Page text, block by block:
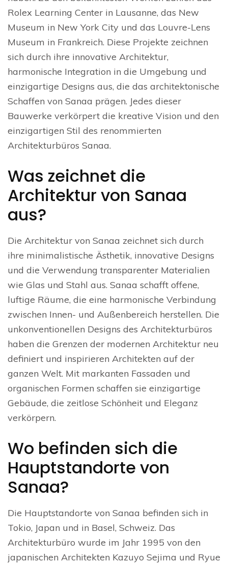
Rolex Learning Center in Lausanne, das New
Museum in New York City und das Louvre-Lens
Museum in Frankreich. Diese Projekte zeichnen
sich durch ihre innovative Architektur,
harmonische Integration in die Umgebung und
einzigartige Designs aus, die das architektonische
Schaffen von Sanaa prägen. Jedes dieser
Bauwerke verkörpert die kreative Vision und den
einzigartigen Stil des renommierten
Architekturbüros Sanaa.
Was zeichnet die
Architektur von Sanaa
aus?
Die Architektur von Sanaa zeichnet sich durch
ihre minimalistische Ästhetik, innovative Designs
und die Verwendung transparenter Materialien
wie Glas und Stahl aus. Sanaa schafft offene,
luftige Räume, die eine harmonische Verbindung
zwischen Innen- und Außenbereich herstellen. Die
unkonventionellen Designs des Architekturbüros
haben die Grenzen der modernen Architektur neu
definiert und inspirieren Architekten auf der
ganzen Welt. Mit markanten Fassaden und
organischen Formen schaffen sie einzigartige
Gebäude, die zeitlose Schönheit und Eleganz
verkörpern.
Wo befinden sich die
Hauptstandorte von
Sanaa?
Die Hauptstandorte von Sanaa befinden sich in
Tokio, Japan und in Basel, Schweiz. Das
Architekturbüro wurde im Jahr 1995 von den
japanischen Architekten Kazuyo Sejima und Ryue